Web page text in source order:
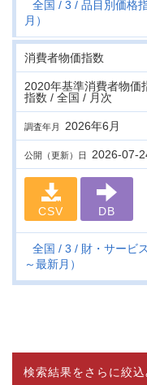
全国 3
品目別価格
月）
消費者物価指数
2020年基準消費者物価
指数 / 全国 / 月次
調査年月 2026年6月
公開（更新）日 2026-07-
CSV DB
全国 3
財・サービ
～最新月）
検索結果をさらに絞込